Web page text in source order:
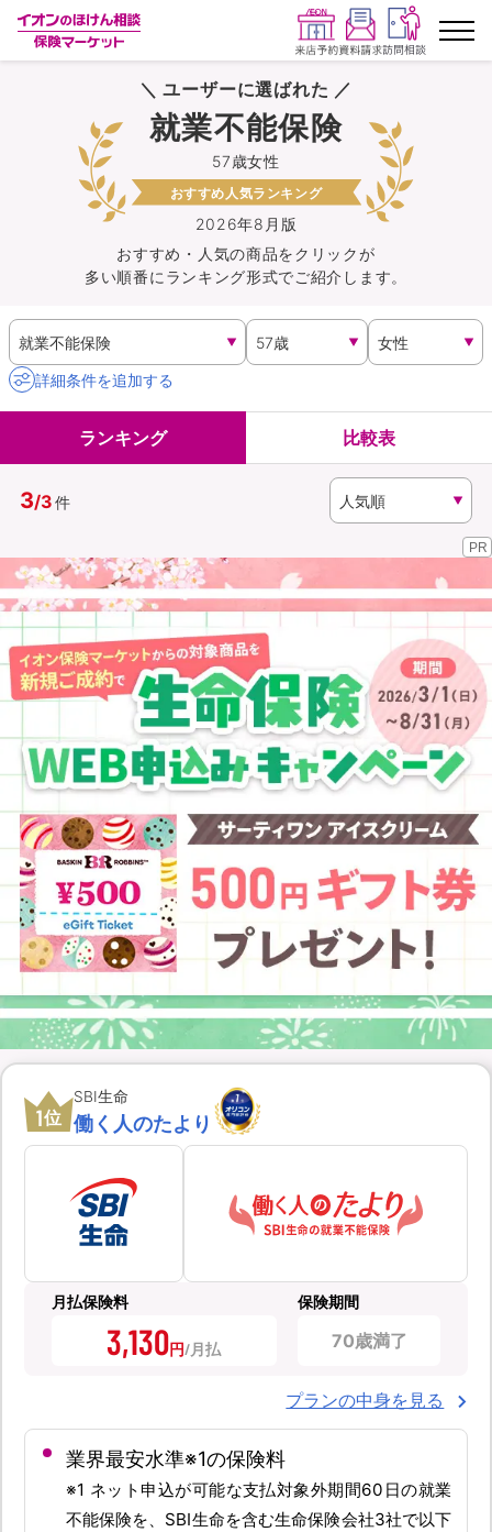
ランキングから探す
保険を比較する
保険会社から探す
イオンカード会員さま専用保険
キャンペーン一覧
イオングループ従業員さま向け
資料請求
（無料）
訪問相談
イオンカード会員さま専用保険
＼ ユーザーに選ばれた ／
2026年8月版
57歳女性
就業不能保険
おすすめ人気ランキング
おすすめ・人気の商品をクリックが
多い順番にランキング形式でご紹介します。
詳細条件を追加する
ランキング 比較表
3/3件
PR
1位
SBI生命
働く人のたより
月払保険料
3,130円
保険期間
70歳満了
プランの中身を見る
業界最安水準※1の保険料
※1 ネット申込が可能な支払対象外期間60日の就業
不能保険を、SBI生命を含む生命保険会社3社で以下